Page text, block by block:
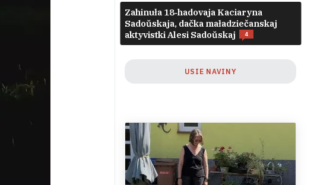
Zahinuła 18‑hadovaja Kaciaryna
Sadoŭskaja, dačka maładziečanskaj
aktyvistki Alesi Sadoŭskaj
4
USIE NAVINY